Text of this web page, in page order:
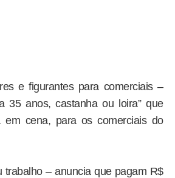
e figurantes para comerciais –
35 anos, castanha ou loira” que
em cena, para os comerciais do
– anuncia que pagam R$